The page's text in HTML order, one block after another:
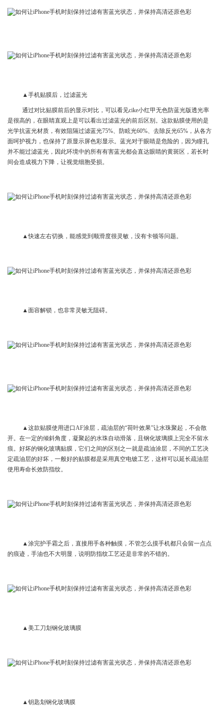
▲手机贴膜后，过滤蓝光
通过对比贴膜前后的显示对比，可以看见cike小红甲无色防蓝光版透光率
是很高的，在眼睛直观上是可以看出过滤蓝光的前后区别。这款贴膜使用的是
光学抗蓝光材质，有效阻隔过滤蓝光75%、防眩光60%、去除反光65%，从各方
面呵护视力，也保持了原显示屏色彩显示。蓝光对于眼睛是危险的，因为瞳孔
并不能过滤蓝光，因此环境中的所有有害蓝光都会直达眼睛的黄斑区，若长时
间会造成视力下降，让视觉细胞受损。
▲快速左右切换，能感觉到顺滑度很灵敏，没有卡顿等问题。
▲面容解锁，也非常灵敏无阻碍。
▲这款贴膜使用进口AF涂层，疏油层的“荷叶效果”让水珠聚起，不会散
开。在一定的倾斜角度，凝聚起的水珠自动滑落，且钢化玻璃膜上完全不留水
痕。好坏的钢化玻璃贴膜，它们之间的区别之一就是疏油涂层，不同的工艺决
定疏油层的好坏，一般好的贴膜都是采用真空电镀工艺，这样可以延长疏油层
使用寿命长效防指纹。
▲涂完护手霜之后，直接用手各种触摸，不管怎么摸手机都只会留一点点
的痕迹，手油也不大明显，说明防指纹工艺还是非常的不错的。
▲美工刀划钢化玻璃膜
▲钥匙划钢化玻璃膜